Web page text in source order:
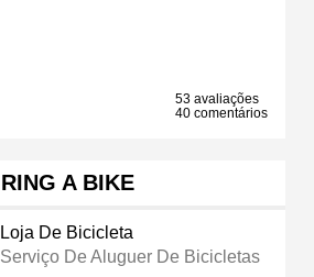
53 avaliações
40 comentários
RING A BIKE
Loja De Bicicleta
Serviço De Aluguer De Bicicletas